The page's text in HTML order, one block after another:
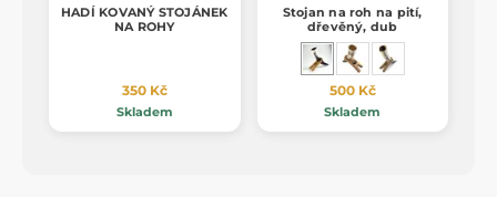
HADÍ KOVANÝ STOJÁNEK
NA ROHY
350 Kč
Skladem
Stojan na roh na pití,
dřevěný, dub
500 Kč
Skladem